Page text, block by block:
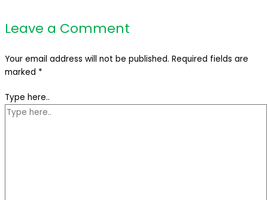
Leave a Comment
Your email address will not be published. Required fields are
marked *
Type here..